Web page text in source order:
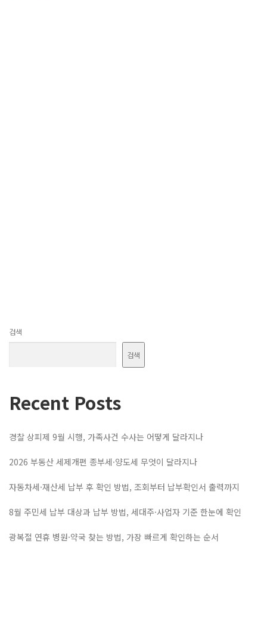
검색
검색
Recent Posts
경찰 상피제 9월 시행, 가족사건 수사는 어떻게 달라지나
2026 부동산 세제개편 종부세·양도세 무엇이 달라지나
자동차세·재산세 납부 후 확인 방법, 조회부터 납부확인서 출력까지
8월 주민세 납부 대상과 납부 방법, 세대주·사업자 기준 한눈에 확인
광복절 연휴 병원·약국 찾는 방법, 가장 빠르게 확인하는 순서